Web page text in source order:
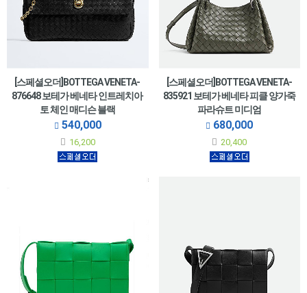
[스페셜오더]BOTTEGA VENETA-
876648 보테가 베네타 인트레치아
토 체인 매디슨 블랙
540,000
16,200
[스페셜오더]BOTTEGA VENETA-
835921 보테가 베네타 피클 양가죽
파라슈트 미디엄
680,000
20,400